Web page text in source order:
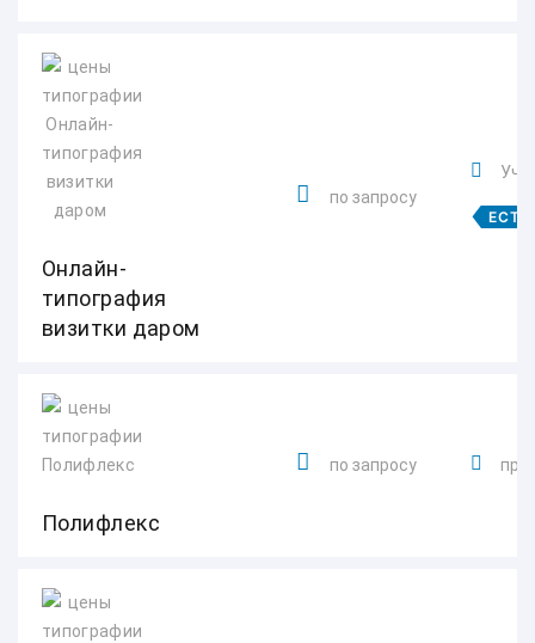
Онлайн-
типография
визитки даром
по запросу
Полифлекс
по запросу